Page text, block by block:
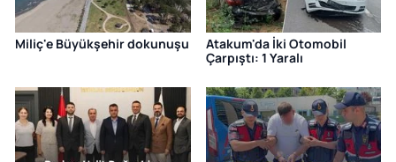
Miliç'e Büyükşehir dokunuşu
Atakum'da İki Otomobil
Çarpıştı: 1 Yaralı